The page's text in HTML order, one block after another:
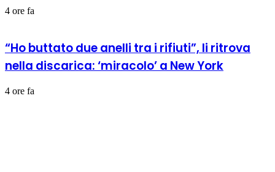
4 ore fa
“Ho buttato due anelli tra i rifiuti”, li ritrova
nella discarica: ‘miracolo’ a New York
4 ore fa